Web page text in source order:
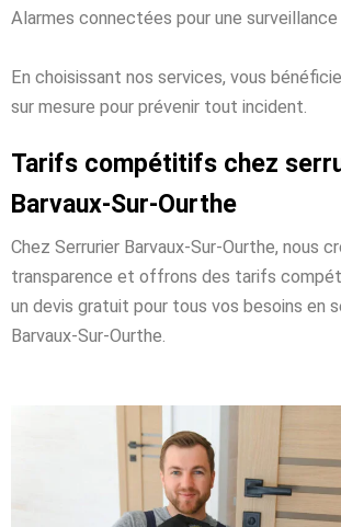
Alarmes connectées pour une
En choisissant nos services, vous
sur mesure pour prévenir tout incident.
Tarifs compétitifs chez
Barvaux-Sur-Ourthe
Chez Serrurier Barvaux-Sur-Ourthe, nous
transparence et offrons des tarifs
un devis gratuit pour tous vos besoins en
Barvaux-Sur-Ourthe.